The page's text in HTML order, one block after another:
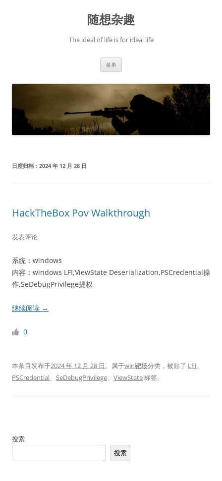
随想杂趣
The ideal of life is for ideal life
菜单
日度归档： 2024 年 12 月 28 日
HackTheBox Pov Walkthrough
发表评论
系统：windows
内容：windows LFI,ViewState Deserialization,PSCredential操
作,SeDebugPrivilege提权
继续阅读 →
0
本条目发布于2024 年 12 月 28 日。属于win靶场分类，被贴了 LFI、
PSCredential、 SeDebugPrivilege、 ViewState标签。
搜索
搜索